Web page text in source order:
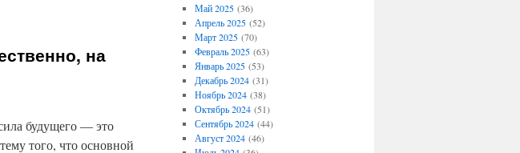
на
будущего — это
того, что основной
Май 2025(36)
Апрель 2025(52)
Март 2025(70)
Февраль 2025(63)
Январь 2025(53)
Декабрь 2024(31)
Ноябрь 2024(38)
Октябрь 2024(51)
Сентябрь 2024(44)
Август 2024(46)